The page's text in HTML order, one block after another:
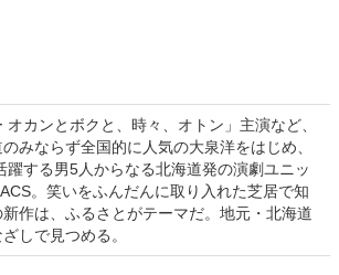
オカンとボクと、時々、オトン」主演など、
みならず全国的に人気の大泉洋をはじめ、
躍する男5人からなる北海道発の演劇ユニッ
。笑いをふんだんに取り入れた芝居で知
新作は、ふるさとがテーマだ。地元・北海道
しで見つめる。